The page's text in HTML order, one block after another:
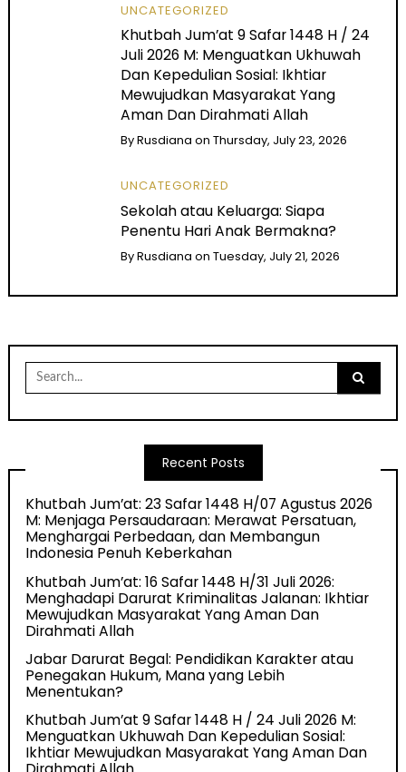
UNCATEGORIZED
Khutbah Jum’at 9 Safar 1448 H / 24
Juli 2026 M: Menguatkan Ukhuwah
Dan Kepedulian Sosial: Ikhtiar
Mewujudkan Masyarakat Yang
Aman Dan Dirahmati Allah
ByRusdiana onThursday, July 23, 2026
UNCATEGORIZED
Sekolah atau Keluarga: Siapa
Penentu Hari Anak Bermakna?
ByRusdiana onTuesday, July 21, 2026
Search
for:
Recent Posts
Khutbah Jum’at: 23 Safar 1448 H/07 Agustus 2026
M: Menjaga Persaudaraan: Merawat Persatuan,
Menghargai Perbedaan, dan Membangun
Indonesia Penuh Keberkahan
Khutbah Jum’at: 16 Safar 1448 H/31 Juli 2026:
Menghadapi Darurat Kriminalitas Jalanan: Ikhtiar
Mewujudkan Masyarakat Yang Aman Dan
Dirahmati Allah
Jabar Darurat Begal: Pendidikan Karakter atau
Penegakan Hukum, Mana yang Lebih
Menentukan?
Khutbah Jum’at 9 Safar 1448 H / 24 Juli 2026 M:
Menguatkan Ukhuwah Dan Kepedulian Sosial:
Ikhtiar Mewujudkan Masyarakat Yang Aman Dan